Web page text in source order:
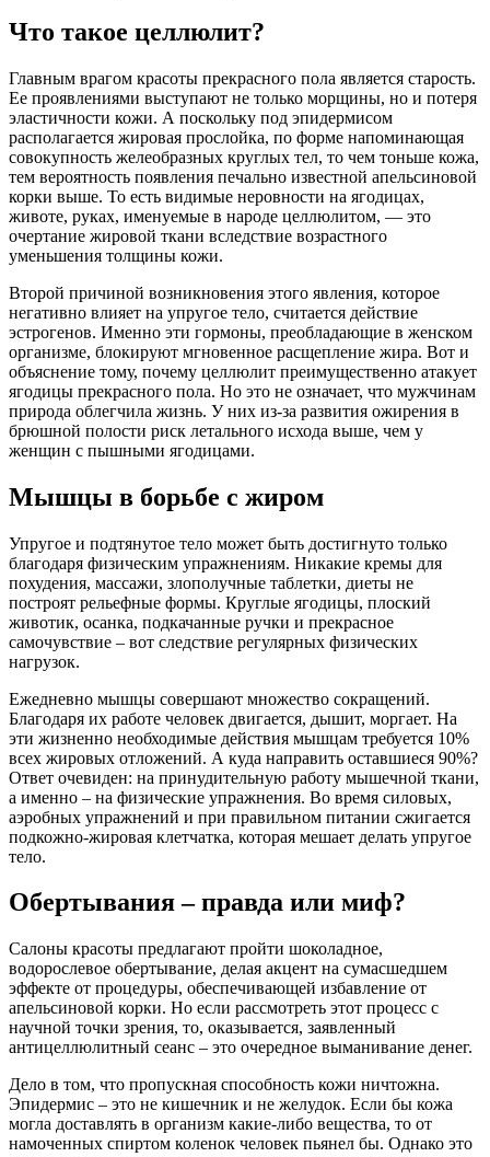
Что такое целлюлит?
Главным врагом красоты прекрасного пола является старость.
Ее проявлениями выступают не только морщины, но и потеря
эластичности кожи. А поскольку под эпидермисом
располагается жировая прослойка, по форме напоминающая
совокупность желеобразных круглых тел, то чем тоньше кожа,
тем вероятность появления печально известной апельсиновой
корки выше. То есть видимые неровности на ягодицах,
животе, руках, именуемые в народе целлюлитом, — это
очертание жировой ткани вследствие возрастного
уменьшения толщины кожи.
Второй причиной возникновения этого явления, которое
негативно влияет на упругое тело, считается действие
эстрогенов. Именно эти гормоны, преобладающие в женском
организме, блокируют мгновенное расщепление жира. Вот и
объяснение тому, почему целлюлит преимущественно атакует
ягодицы прекрасного пола. Но это не означает, что мужчинам
природа облегчила жизнь. У них из-за развития ожирения в
брюшной полости риск летального исхода выше, чем у
женщин с пышными ягодицами.
Мышцы в борьбе с жиром
Упругое и подтянутое тело может быть достигнуто только
благодаря физическим упражнениям. Никакие кремы для
похудения, массажи, злополучные таблетки, диеты не
построят рельефные формы. Круглые ягодицы, плоский
животик, осанка, подкачанные ручки и прекрасное
самочувствие – вот следствие регулярных физических
нагрузок.
Ежедневно мышцы совершают множество сокращений.
Благодаря их работе человек двигается, дышит, моргает. На
эти жизненно необходимые действия мышцам требуется 10%
всех жировых отложений. А куда направить оставшиеся 90%?
Ответ очевиден: на принудительную работу мышечной ткани,
а именно – на физические упражнения. Во время силовых,
аэробных упражнений и при правильном питании сжигается
подкожно-жировая клетчатка, которая мешает делать упругое
тело.
Обертывания – правда или миф?
Салоны красоты предлагают пройти шоколадное,
водорослевое обертывание, делая акцент на сумасшедшем
эффекте от процедуры, обеспечивающей избавление от
апельсиновой корки. Но если рассмотреть этот процесс с
научной точки зрения, то, оказывается, заявленный
антицеллюлитный сеанс – это очередное выманивание денег.
Дело в том, что пропускная способность кожи ничтожна.
Эпидермис – это не кишечник и не желудок. Если бы кожа
могла доставлять в организм какие-либо вещества, то от
намоченных спиртом коленок человек пьянел бы. Однако это